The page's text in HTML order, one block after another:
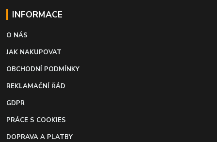
INFORMACE
O NÁS
JAK NAKUPOVAT
OBCHODNÍ PODMÍNKY
REKLAMAČNÍ ŘÁD
GDPR
PRÁCE S COOKIES
DOPRAVA A PLATBY